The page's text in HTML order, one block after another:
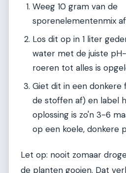
Weeg 10 gram van de
sporenelementenmix
Los dit op in 1 liter
water met de juiste
roeren tot alles is
Giet dit in een
de stoffen af) en label
oplossing is zo'n 3-6
op een koele, donkere
Let op: nooit zomaar
de planten gooien. Dat